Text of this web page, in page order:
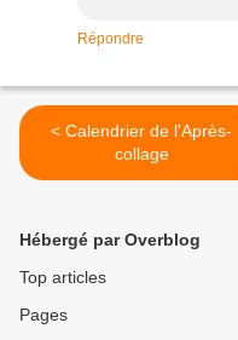
Répondre
< Calendrier de l'Après-
collage
Hébergé par Overblog
Top articles
Pages